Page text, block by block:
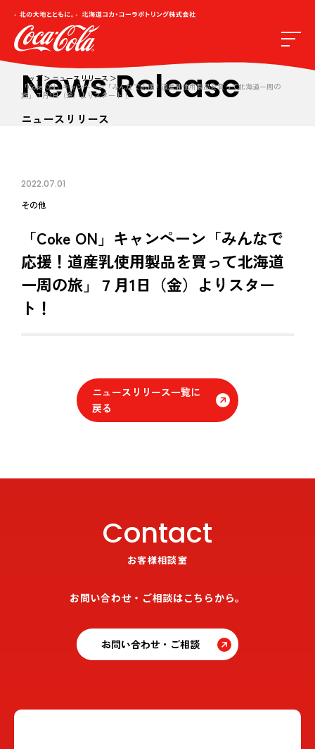
トップ
ニュースリリース
「Coke ON」キャンペーン「みんなで応援！道産乳使用製品を買って北海道一周の
旅」７月1日（金）よりスタート！
News Release
ニュースリリース
2022.07.01
その他
「Coke ON」キャンペーン「みんなで
応援！道産乳使用製品を買って北海道
一周の旅」７月1日（金）よりスター
ト！
ニュースリリース一覧に
戻る
Contact
お客様相談室
お問い合わせ・ご相談はこちらから。
お問い合わせ・ご相談